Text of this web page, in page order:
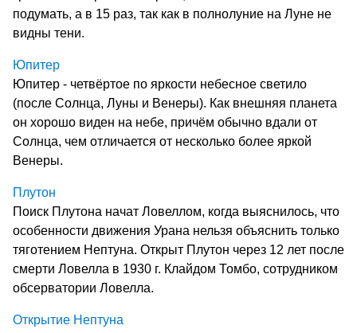
подумать, а в 15 раз, так как в полнолуние на Луне не
видны тени.
Юпитер
Юпитер - четвёртое по яркости небесное светило
(после Солнца, Луны и Венеры). Как внешняя планета
он хорошо виден на небе, причём обычно вдали от
Солнца, чем отличается от несколько более яркой
Венеры.
Плутон
Поиск Плутона начат Ловеллом, когда выяснилось, что
особенности движения Урана нельзя объяснить только
тяготением Нептуна. Открыт Плутон через 12 лет после
смерти Ловелла в 1930 г. Клайдом Томбо, сотрудником
обсерватории Ловелла.
Открытие Нептуна